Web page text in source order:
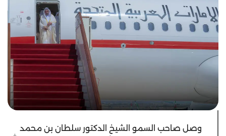
وصل صاحب السمو الشيخ الدكتور سلطان بن محمد